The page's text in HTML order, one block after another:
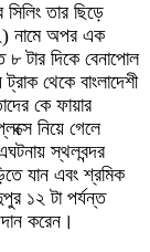
তার ছিড়ে
নামে অপর এক
টার দিকে বেনাপোল
থেকে বাংলাদেশী
কে ফায়ার
নিয়ে গেলে
স্থলবন্দর
যান এবং শ্রমিক
১২ টা পর্যন্ত
করেন।